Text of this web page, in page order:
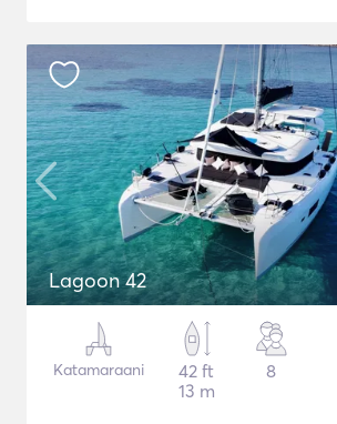
Lagoon 42
Katamaraani
42 ft
13 m
8